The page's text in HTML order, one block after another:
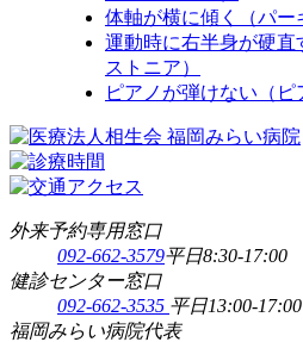
体軸が横に傾く（パー
運動時に右半身が硬直
ストニア）
ピアノが弾けない（ピ
外来予約専用窓口
092-662-3579平日8:30-17:00
健診センター窓口
092-662-3535 平日13:00-17:00
福岡みらい病院代表